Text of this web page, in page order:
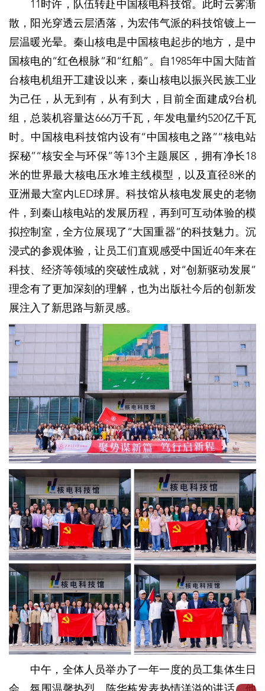
11时许，队伍转赴中国核电科技馆。此时云雾渐
散，阳光穿透云层洒落，为宏伟气派的科技馆镀上一
层温暖光晕。秦山核电是中国核电起步的地方，是中
国核电的“红色根脉”和“红船”。自1985年中国大陆首
台核电机组开工建设以来，秦山核电以振兴民族工业
为己任，从无到有，从有到大，目前全面建成9台机
组，总装机容量达666万千瓦，年发电量约520亿千瓦
时。中国核电科技馆内设有“中国核电之路”“核电站
探秘”“核安全与环保”等13个主题展区，拥有净长18
米的世界最大核电压水堆主线模型，以及直径8米的
亚洲最大室内LED球屏。科技馆从核电发展史的老物
件，到秦山核电站的发展历程，再到可互动体验的模
拟控制室，全方位展现了“大国重器”的科技魅力。沉
浸式的参观体验，让员工们直观感受中国近40年来在
科技、经济等领域的突破性成就，对“创新驱动发展”
理念有了更加深刻的理解，也为出版社今后的创新发
展注入了新思路与新灵感。
中午，全体人员举办了一年一度的员工集体生日